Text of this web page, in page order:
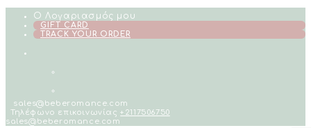
Skip
content
Ο Λογαριασμός μου
GIFT CARD
TRACK YOUR ORDER
sales@beberomance.com
Τηλέφωνο επικοινωνίας+2117506750
sales@beberomance.com